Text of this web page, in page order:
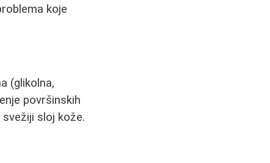
koje
(glikolna,
površinskih
sloj kože.